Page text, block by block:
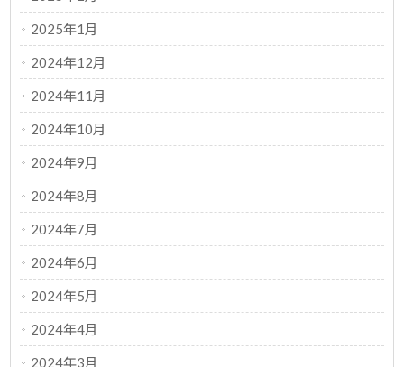
2025年1月
2024年12月
2024年11月
2024年10月
2024年9月
2024年8月
2024年7月
2024年6月
2024年5月
2024年4月
2024年3月